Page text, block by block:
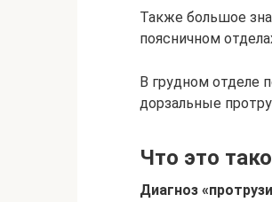
Также большое
поясничном
В грудном отделе
дорзальные
Что это
Диагноз